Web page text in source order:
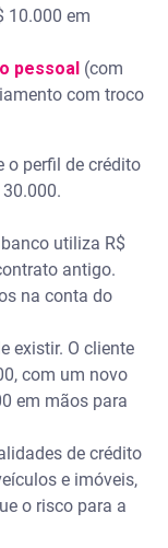
10.000 em
pessoal (com
com troco
o perfil de crédito
utiliza R$
antigo.
na conta do
existir. O cliente
com um novo
em mãos para
de crédito
e imóveis,
o risco para a